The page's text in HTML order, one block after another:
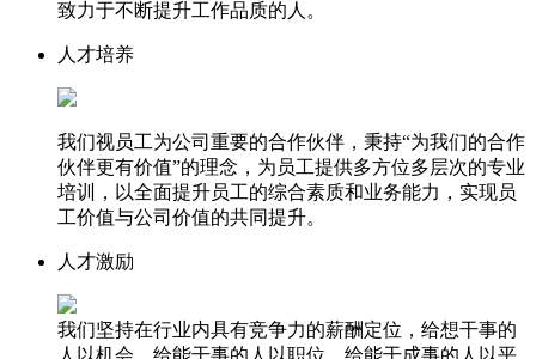
致力于不断提升工作品质的人。
人才培养
我们视员工为公司重要的合作伙伴，秉持“为我们的合作
伙伴更有价值”的理念，为员工提供多方位多层次的专业
培训，以全面提升员工的综合素质和业务能力，实现员
工价值与公司价值的共同提升。
人才激励
我们坚持在行业内具有竞争力的薪酬定位，给想干事的
人以机会，给能干事的人以职位，给能干成事的人以平